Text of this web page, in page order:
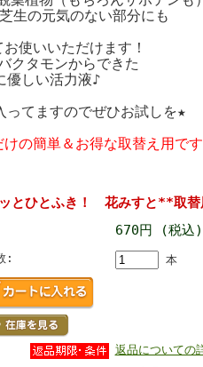
の元気のない部分にも
使いいただけます！
クタモンからできた
優しい活力液♪
ってますのでぜひお試しを★
の簡単＆お得な取替え用です
とひとふき！ 花みすと**取
670円 (税込)
: 本
返品についての